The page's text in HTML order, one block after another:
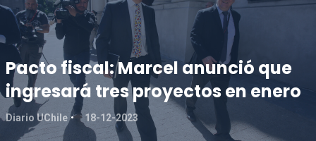
Pacto fiscal: Marcel anunció que
ingresará tres proyectos en enero
Diario UChile 18-12-2023